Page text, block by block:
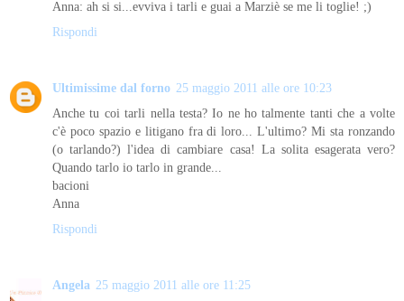
Anna: ah si si...evviva i tarli e guai a Marziè se me li toglie! ;)
Rispondi
Ultimissime dal forno 25 maggio 2011 alle ore 10:23
Anche tu coi tarli nella testa? Io ne ho talmente tanti che a volte
c'è poco spazio e litigano fra di loro... L'ultimo? Mi sta ronzando
(o tarlando?) l'idea di cambiare casa! La solita esagerata vero?
Quando tarlo io tarlo in grande...
bacioni
Anna
Rispondi
Angela 25 maggio 2011 alle ore 11:25